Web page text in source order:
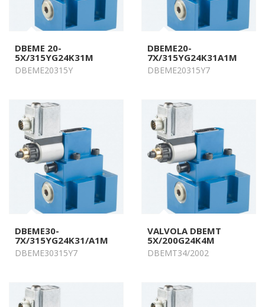
DBEME 20-
5X/315YG24K31M
DBEME20315Y
DBEME20-
7X/315YG24K31A1M
DBEME20315Y7
DBEME30-
7X/315YG24K31/A1M
DBEME30315Y7
VALVOLA DBEMT
5X/200G24K4M
DBEMT34/2002